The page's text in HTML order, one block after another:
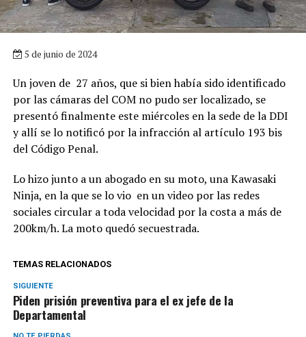
5 de junio de 2024
Un joven de 27 años, que si bien había sido identificado
por las cámaras del COM no pudo ser localizado, se
presentó finalmente este miércoles en la sede de la DDI
y allí se lo notificó por la infracción al artículo 193 bis
del Código Penal.
Lo hizo junto a un abogado en su moto, una Kawasaki
Ninja, en la que se lo vio en un video por las redes
sociales circular a toda velocidad por la costa a más de
200km/h. La moto quedó secuestrada.
TEMAS RELACIONADOS
SIGUIENTE
Piden prisión preventiva para el ex jefe de la
Departamental